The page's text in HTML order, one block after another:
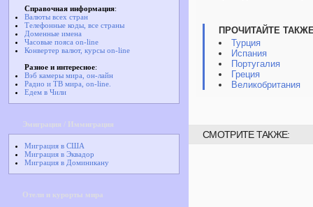
Справочная информация:
Валюты всех стран
Телефонные коды, все страны
Доменные имена
Часовые пояса on-line
Конвертер валют, курсы on-line
Разное и интересное:
Вэб камеры мира, он-лайн
Радио и ТВ мира, on-line.
Едем в Чили
Эмиграция / Иммиграция
Миграция в США
Миграция в Эквадор
Миграция в Доминикану
Отели и курорты мира
ПРОЧИТАЙТЕ
Турция
Испания
Португалия
Греция
Великобритания
СМОТРИТЕ ТАКЖЕ: